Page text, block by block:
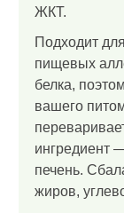
ЖКТ.
Подходит
пищевых
белка,
вашего
ингредиент
печень.
жиров,